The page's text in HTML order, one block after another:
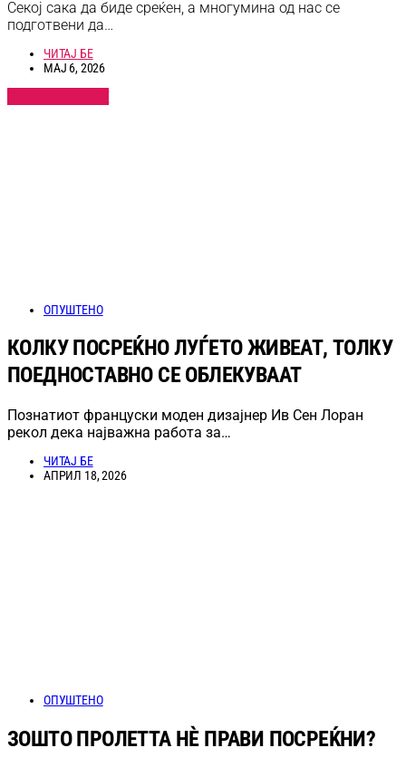
Секој сака да биде среќен, а многумина од нас се
подготвени да…
ЧИТАЈ БЕ
МАЈ 6, 2026
ПОГЛЕДНИ ВЕСТ
ОПУШТЕНО
КОЛКУ ПОСРЕЌНО ЛУЃЕТО ЖИВЕАТ, ТОЛКУ
ПОЕДНОСТАВНО СЕ ОБЛЕКУВААТ
Познатиот француски моден дизајнер Ив Сен Лоран
рекол дека најважна работа за…
ЧИТАЈ БЕ
АПРИЛ 18, 2026
ОПУШТЕНО
ЗОШТО ПРОЛЕТТА НÈ ПРАВИ ПОСРЕЌНИ?